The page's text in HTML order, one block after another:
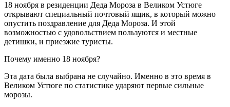
18 ноября в резиденции Деда Мороза в Великом Устюге
открывают специальный почтовый ящик, в который можно
опустить поздравление для Деда Мороза. И этой
возможностью с удовольствием пользуются и местные
детишки, и приезжие туристы.
Почему именно 18 ноября?
Эта дата была выбрана не случайно. Именно в это время в
Великом Устюге по статистике ударяют первые сильные
морозы.